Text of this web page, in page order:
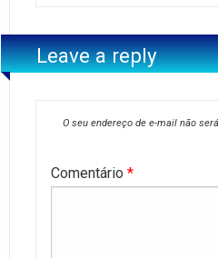
Leave a reply
O seu endereço de e-mail não
Comentário *